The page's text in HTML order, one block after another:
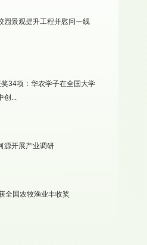
园景观提升工程并慰问一线
34项：华农学子在全国大学
创...
源开展产业调研
全国农牧渔业丰收奖